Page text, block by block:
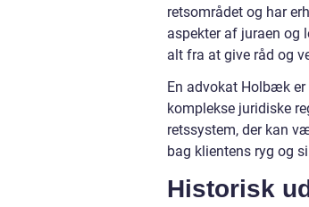
retsområdet og har
aspekter af juraen og
alt fra at give råd og
En advokat Holbæk
komplekse juridiske
retssystem, der kan
bag klientens ryg og
Historisk